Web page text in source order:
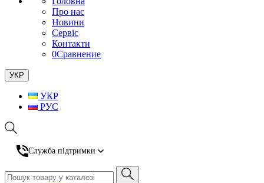
Про нас
Новини
Сервіс
Контакти
0Сравнение
УКР
УКР
РУС
Служба підтримки